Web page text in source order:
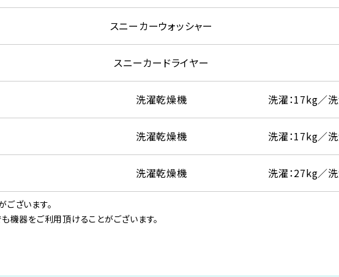
スニーカーウォッシャー
スニーカードライヤー
洗濯乾燥機 洗濯：17kg／
洗濯乾燥機 洗濯：17kg／
洗濯乾燥機 洗濯：27kg／
ざいます。
機器をご利用頂けることがございます。